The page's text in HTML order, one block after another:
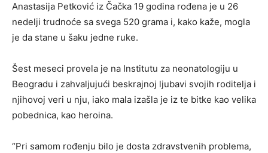
Anastasija Petković iz Čačka 19 godina rođena je u 26
nedelji trudnoće sa svega 520 grama i, kako kaže, mogla
je da stane u šaku jedne ruke.
Šest meseci provela je na Institutu za neonatologiju u
Beogradu i zahvaljujući beskrajnoj ljubavi svojih roditelja i
njihovoj veri u nju, iako mala izašla je iz te bitke kao velika
pobednica, kao heroina.
“Pri samom rođenju bilo je dosta zdravstvenih problema,